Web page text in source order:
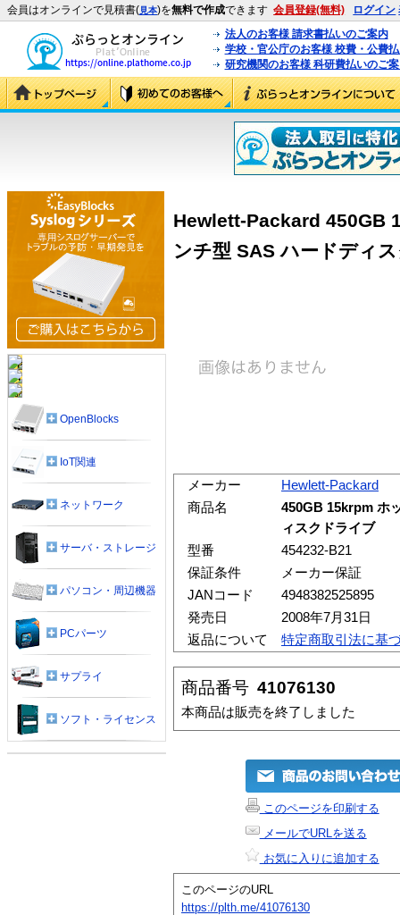
会員はオンラインで見積書(見本)を無料で作成できます 会員登録(無料) ログイン
法人のお客様 請求書払いのご案内
学校・官公庁のお客様 校費・公費
研究機関のお客様 科研費払いのご
Hewlett-Packard 450GB
ンチ型 SAS ハードディ
メーカー
Hewlett-Packard
商品名
450GB 15krpm ホ
ィスクドライブ
型番
454232-B21
保証条件
メーカー保証
JANコード
4948382525895
発売日
2008年7月31日
返品について
特定商取引法に基
商品番号 41076130
本商品は販売を終了しました
このページを印刷する
メールでURLを送る
お気に入りに追加する
このページのURL
https://plth.me/41076130
OpenBlocks
IoT関連
ネットワーク
サーバ・ストレージ
パソコン・周辺機器
PCパーツ
サプライ
ソフト・ライセンス